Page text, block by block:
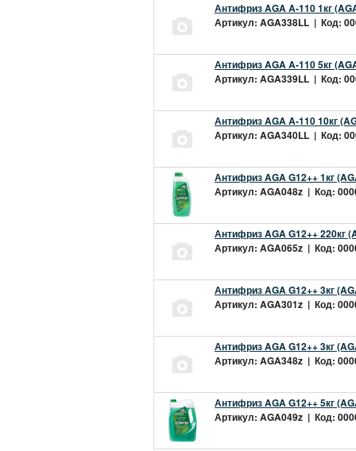
Антифриз AGA A-110 1кг
Артикул: AGA338LL | Код:
Антифриз AGA A-110 5кг
Артикул: AGA339LL | Код:
Антифриз AGA A-110 10кг
Артикул: AGA340LL | Код:
Антифриз AGA G12++ 1кг
Артикул: AGA048z | Код:
Антифриз AGA G12++ 220кг
Артикул: AGA065z | Код:
Антифриз AGA G12++ 3кг
Артикул: AGA301z | Код:
Антифриз AGA G12++ 3кг
Артикул: AGA348z | Код:
Антифриз AGA G12++ 5кг
Артикул: AGA049z | Код: